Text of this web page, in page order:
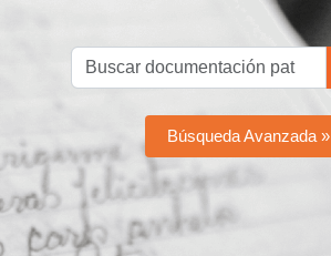
Búsqueda Avanzada »